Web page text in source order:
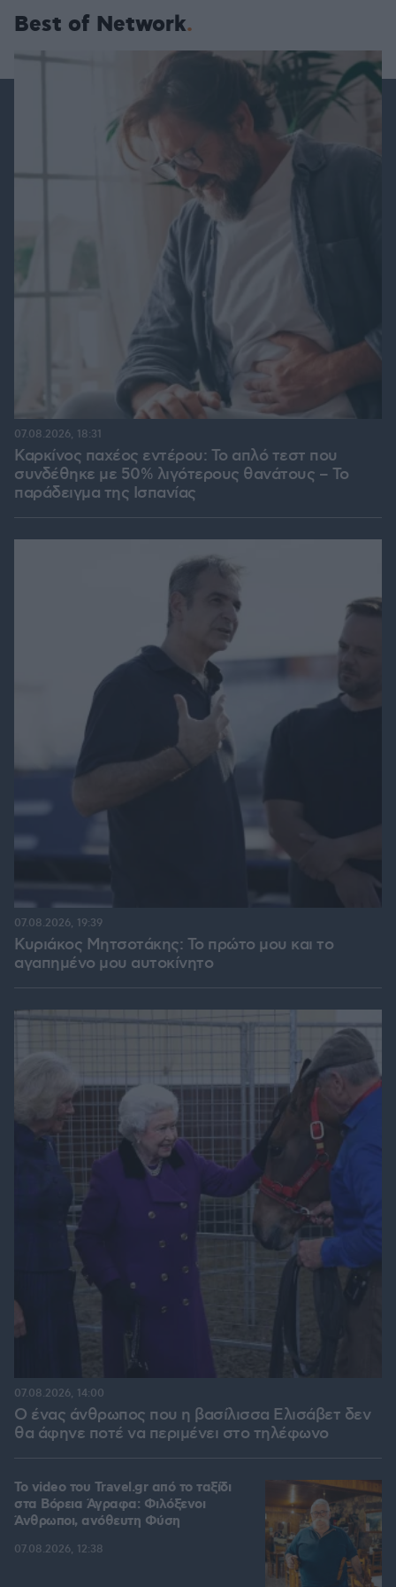
Best of Network
Καρκίνος παχέος εντέρου: Το απλό τεστ που
συνδέθηκε με 50% λιγότερους θανάτους – Το
παράδειγμα της Ισπανίας
07.08.2026, 18:31
Κυριάκος Μητσοτάκης: Το πρώτο μου και το
αγαπημένο μου αυτοκίνητο
07.08.2026, 19:39
Ο ένας άνθρωπος που η βασίλισσα Ελισάβετ δεν
θα άφηνε ποτέ να περιμένει στο τηλέφωνο
07.08.2026, 14:00
To video του Travel.gr από το ταξίδι
στα Βόρεια Άγραφα: Φιλόξενοι
Άνθρωποι, ανόθευτη Φύση
07.08.2026, 12:38